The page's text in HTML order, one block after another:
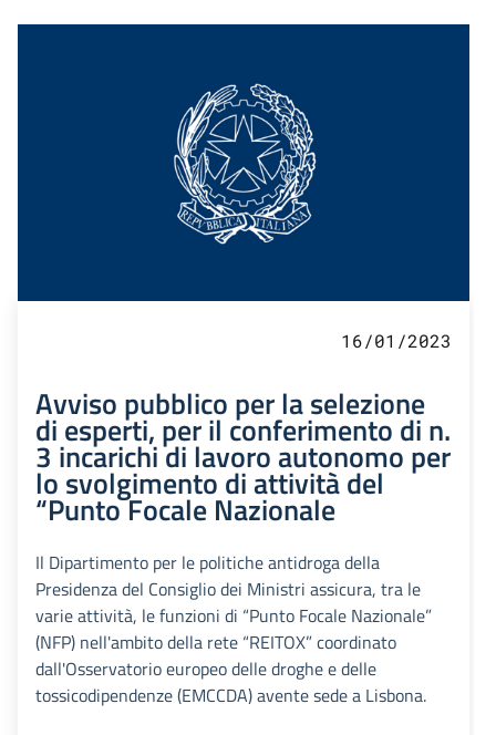
16/01/2023
Avviso pubblico per la selezione
di esperti, per il conferimento di n.
3 incarichi di lavoro autonomo per
lo svolgimento di attività del
“Punto Focale Nazionale
Il Dipartimento per le politiche antidroga della
Presidenza del Consiglio dei Ministri assicura, tra le
varie attività, le funzioni di “Punto Focale Nazionale”
(NFP) nell'ambito della rete “REITOX” coordinato
dall'Osservatorio europeo delle droghe e delle
tossicodipendenze (EMCCDA) avente sede a Lisbona.